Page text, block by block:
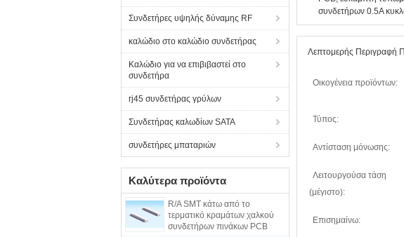
Συνδετήρες υψηλής δύναμης RF
καλώδιο στο καλώδιο συνδετήρας
Καλώδιο για να επιβιβαστεί στο
συνδετήρα
rj45 συνδετήρας γρύλων
Συνδετήρας καλωδίων SATA
συνδετήρες μπαταριών
Καλύτερα προϊόντα
R/A SMT κάτω από το
τερματικό κραμάτων χαλκού
συνδετήρων πινάκων PCB
συνδετήρων 0.5A
Λεπτομερής Περιγραφή
Οικογένεια προϊόντων:
Τύπος:
Αντίσταση μόνωσης:
Λειτουργούσα τάση
(μέγιστο):
Επισημαίνω: